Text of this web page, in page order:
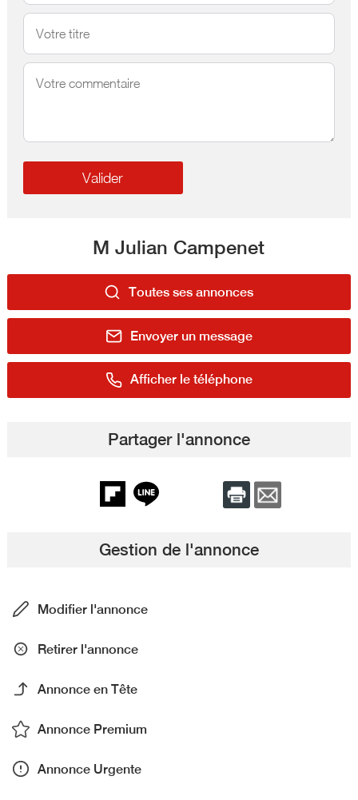
M Julian Campenet
Toutes ses annonces
Envoyer un message
Afficher le téléphone
Partager l'annonce
Gestion de l'annonce
Modifier l'annonce
Retirer l'annonce
Annonce en Tête
Annonce Premium
Annonce Urgente